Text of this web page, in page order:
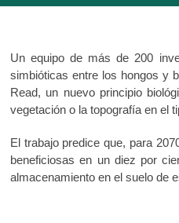
Un equipo de más de 200
simbióticas entre los hongos y
Read, un nuevo principio
vegetación o la topografía en el
El trabajo predice que, para
beneficiosas en un diez por
almacenamiento en el suelo de